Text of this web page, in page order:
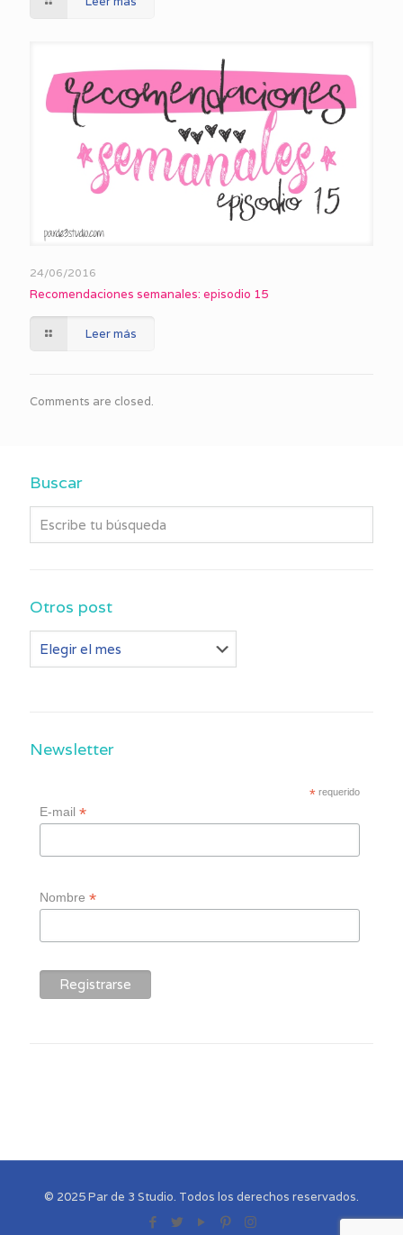
24/06/2016
Recomendaciones semanales: episodio 15
Leer más
Comments are closed.
Buscar
Otros post
post
Newsletter
* requerido
E-mail*
Nombre*
© 2025 Par de 3 Studio. Todos los derechos reservados.